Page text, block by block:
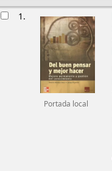
1.
Portada local